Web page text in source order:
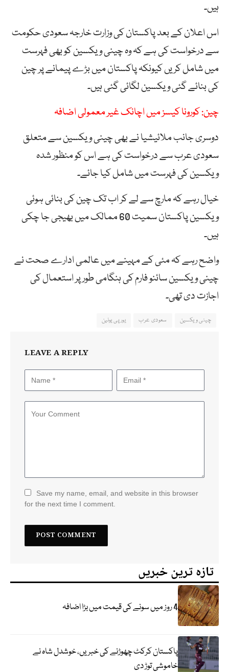
ہیں۔
اس اعلان کے بعد پاکستان کی وزارت خارجہ سعودی حکومت
سے درخواست کی ہے کہ وہ چینی ویکسین کو بھی فہرست
میں شامل کریں کیونکہ پاکستان میں بڑے پیمانے پر چین
کی بنائے گئی ویکسین لگائی گئی ہیں۔
چین: کورونا کیسز میں اچانک غیر معمولی اضافہ
دوسری جانب ملائیشیا نے بھی چینی ویکسین سے متعلق
سعودی عرب سے درخواست کی ہے اس کو منظور شدہ
ویکسین کی فہرست میں شامل کیا جائے۔
خیال رہے کہ مارچ سے لے کر اب تک چین کی بنائی ہوئی
ویکسین پاکستان سمیت 60 ممالک میں بھیجی جا چکی
ہیں۔
واضح رہے کہ مئی کے مہینے میں عالمی ادارے صحت نے
چینی ویکسین سائنو فارم کی ہنگامی طور پر استعمال کی
اجازت دی تھی۔
چینی ویکسین سعودی عرب یورپی یونین
LEAVE A REPLY
Save my name, email, and website in this browser
for the next time I comment.
تازہ ترین خبریں
4 روز میں سونے کی قیمت میں بڑا اضافہ
پاکستان کرکٹ چھوڑنے کی خبریں، خوشدل شاہ نے
خاموشی توڑ دی